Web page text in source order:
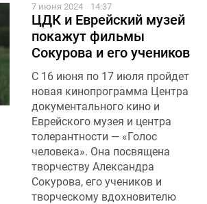
7 июня 2024 14:37
ЦДК и Еврейский музей
покажут фильмы
Сокурова и его учеников
С 16 июня по 17 июля пройдет
новая кинопрограмма Центра
документального кино и
Еврейского музея и центра
толерантности — «Голос
человека». Она посвящена
творчеству Александра
Сокурова, его учеников и
творческому вдохновителю